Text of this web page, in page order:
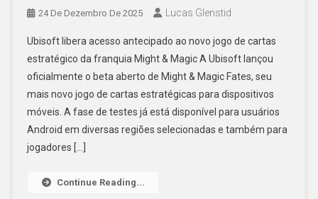
24 De Dezembro De 2025 Lucas Glenstid
Ubisoft libera acesso antecipado ao novo jogo de cartas
estratégico da franquia Might & Magic A Ubisoft lançou
oficialmente o beta aberto de Might & Magic Fates, seu
mais novo jogo de cartas estratégicas para dispositivos
móveis. A fase de testes já está disponível para usuários
Android em diversas regiões selecionadas e também para
jogadores […]
Continue Reading...